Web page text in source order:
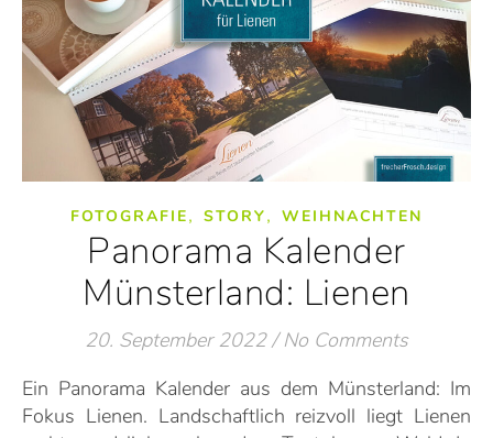
FOTOGRAFIE, STORY, WEIHNACHTEN
Panorama Kalender
Münsterland: Lienen
20. September 2022 / No Comments
Ein Panorama Kalender aus dem Münsterland: Im
Fokus Lienen. Landschaftlich reizvoll liegt Lienen